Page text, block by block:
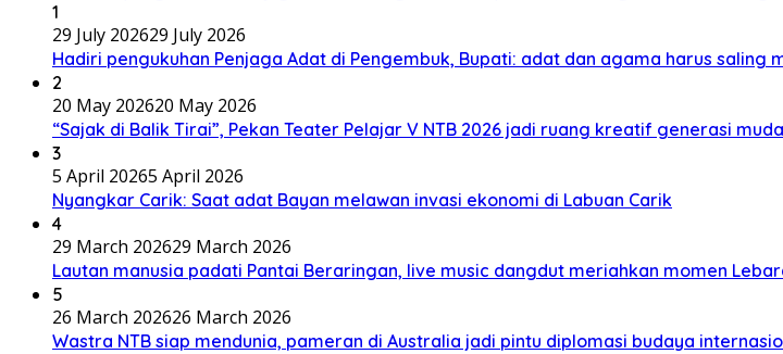
1
29 July 202629 July 2026
Hadiri pengukuhan Penjaga Adat di Pengembuk, Bupati: adat dan agama harus saling
2
20 May 202620 May 2026
“Sajak di Balik Tirai”, Pekan Teater Pelajar V NTB 2026 jadi ruang kreatif generasi muda
3
5 April 20265 April 2026
Nyangkar Carik: Saat adat Bayan melawan invasi ekonomi di Labuan Carik
4
29 March 202629 March 2026
Lautan manusia padati Pantai Beraringan, live music dangdut meriahkan momen
5
26 March 202626 March 2026
Wastra NTB siap mendunia, pameran di Australia jadi pintu diplomasi budaya